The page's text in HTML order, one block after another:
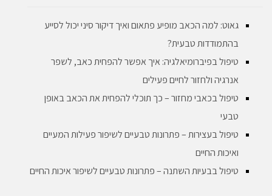
גאוט: למה הכאב מופיע פתאום ואיך דיקור סיני יכול לסייע
בהתמודדות טבעית?
טיפול בפיברומיאלגיה: איך אפשר להפחית כאב, לשפר
אנרגיה ולחזור לחיים פעילים
טיפול בכאבי מחזור – כך תוכלי להפחית את הכאב באופן
טבעי
טיפול בעצירות – פתרונות טבעיים לשיפור פעילות המעיים
ואיכות החיים
טיפול בבעיות השתנה – פתרונות טבעיים לשיפור איכות החיים